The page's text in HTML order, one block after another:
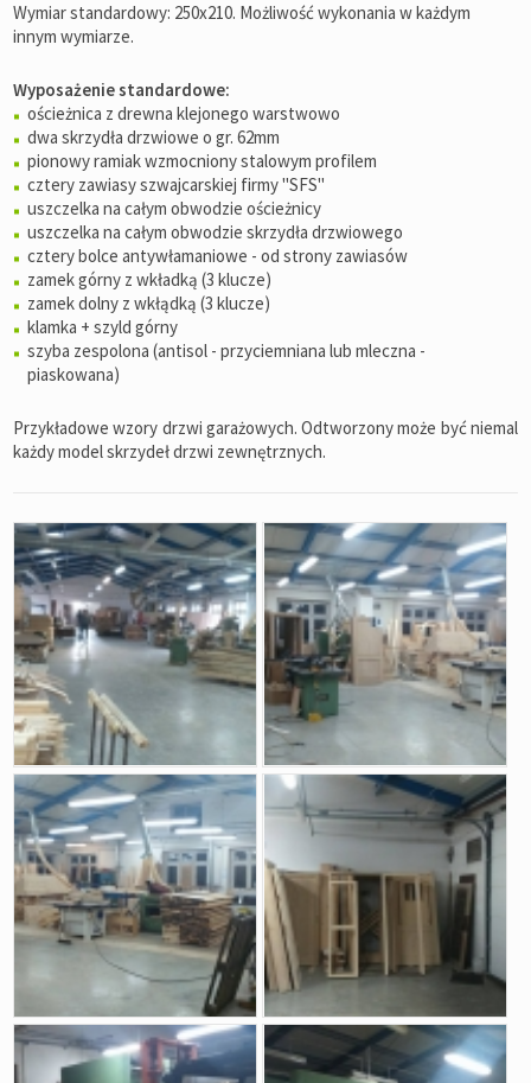
Wymiar standardowy: 250x210. Możliwość wykonania w każdym
innym wymiarze.
Wyposażenie standardowe:
ościeżnica z drewna klejonego warstwowo
dwa skrzydła drzwiowe o gr. 62mm
pionowy ramiak wzmocniony stalowym profilem
cztery zawiasy szwajcarskiej firmy "SFS"
uszczelka na całym obwodzie ościeżnicy
uszczelka na całym obwodzie skrzydła drzwiowego
cztery bolce antywłamaniowe - od strony zawiasów
zamek górny z wkładką (3 klucze)
zamek dolny z wkłądką (3 klucze)
klamka + szyld górny
szyba zespolona (antisol - przyciemniana lub mleczna -
piaskowana)
Przykładowe wzory drzwi garażowych. Odtworzony może być niemal
każdy model skrzydeł drzwi zewnętrznych.